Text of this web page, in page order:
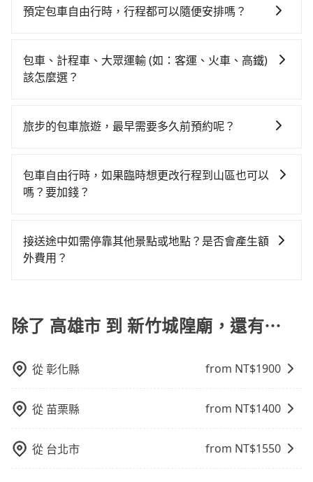
元，再用5分鐘出站、等待車站前排班的計程車，搭上小
假設4位同行，高鐵加轉乘之平均每人花費為1,350元。
但如果全程使用tripool並到府專車接送，則每人平均花
所以對於不是這麼趕時間的人來說，預約tripool還是比
$115~205承租小轎車，每公里再額外加收$3.2，從高雄
達目的地後多久原路返回），雖已將eTag和可能的每小
時40元路邊停車費用預估進去，但額外的汽車保險與可
差的車款，如果人數超過四位，更是沒有較大的七人座
凹的車門仍未被修理，每一次租車都好像在開樂透一
樣。另外，偶爾也會遇到明明已經預約了時間但上一位
小的風險。最後，雖然路邊隨租隨還看似方便，但實際
使用時還是有其區域的限制，實際可停靠的地點與你的
灣大車隊、Uber、Line Taxi、Yoxi等，如果在路邊攔不
順交通等叫車看看。依照里程跳錶計算，價格約為
5,655~6,800元間，但如改預約tripool可省高達
預定包車自由行時，行程都可以隨便安排嗎？
沒有到達海拔1500公里以上的山區，行程都是可以依照
您的需求安排的。
包車、計程車、大眾運輸 (如：客運、火車、高鐵)
該怎麼選？
擇： 預算：不同交通工具價格不同，可先確定您的預
比較寬鬆且不介意耗時轉乘可選大眾運輸或較貴的計程
車。 旅行人數：人數多時包車較方便舒適且每個人攤提
車，不趕時間即可選用大眾運輸。 便利性：需要便利性
和方便性可選包車和計程車，喜歡探險和體驗當地文化
旅步的包車旅遊，最早需要多久前預約呢？
提供早鳥優惠，您越早預訂就能享有更優惠的價格。所
以不妨趁早訂購，享受更划算的價格。
包車自由行時，如果臨時想更改行程到山區也可以
嗎？要加錢？
旅步可能會根據行經的路線是否超過海拔1500公尺來進
行額外的費用收取。但是，這些費用會在您下訂單後、
接送途中如需停靠其他景點或地點？是否會產生額
外費用？
公里內，需額外支付 200 元，且每個點最多停留 5 分
鐘。加點費用可以在乘車當天下車前給司機現付。如果
外支付費用。
除了 高雄市 到 新竹城隍廟，還有⋯
從彰化縣 from NT$1900
從 苗栗縣 from NT$1400
從 台北市 from NT$1550